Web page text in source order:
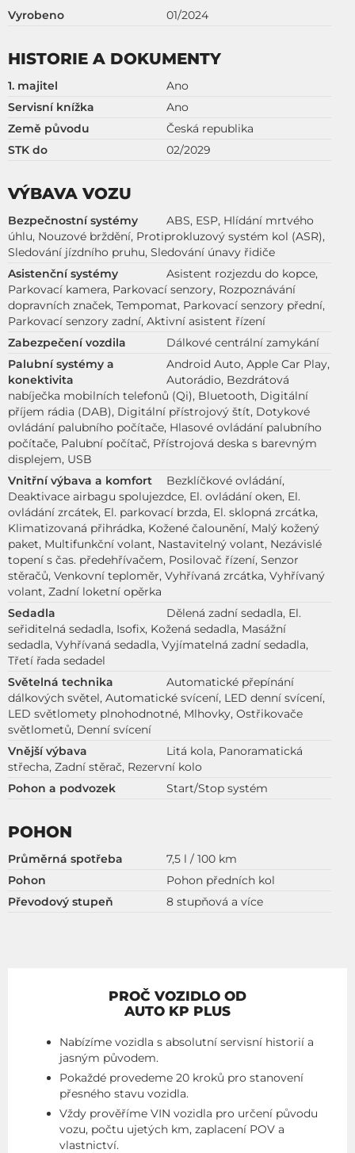
Vyrobeno 01/2024
HISTORIE A DOKUMENTY
1. majitel
Ano
Servisní knížka
Ano
Země původu
Česká republika
STK do
02/2029
VÝBAVA VOZU
Bezpečnostní systémy
ABS, ESP, Hlídání mrtvého
úhlu, Nouzové brždění, Protiprokluzový systém kol (ASR),
Sledování jízdního pruhu, Sledování únavy řidiče
Asistenční systémy
Asistent rozjezdu do kopce,
Parkovací kamera, Parkovací senzory, Rozpoznávání
dopravních značek, Tempomat, Parkovací senzory přední,
Parkovací senzory zadní, Aktivní asistent řízení
Zabezpečení vozdila
Dálkové centrální zamykání
Palubní systémy a
konektivita
Android Auto, Apple Car Play,
Autorádio, Bezdrátová
nabíječka mobilních telefonů (Qi), Bluetooth, Digitální
příjem rádia (DAB), Digitální přístrojový štít, Dotykové
ovládání palubního počítače, Hlasové ovládání palubního
počítače, Palubní počítač, Přístrojová deska s barevným
displejem, USB
Vnitřní výbava a komfort
Bezklíčkové ovládání,
Deaktivace airbagu spolujezdce, El. ovládání oken, El.
ovládání zrcátek, El. parkovací brzda, El. sklopná zrcátka,
Klimatizovaná přihrádka, Kožené čalounění, Malý kožený
paket, Multifunkční volant, Nastavitelný volant, Nezávislé
topení s čas. předehřívačem, Posilovač řízení, Senzor
stěračů, Venkovní teploměr, Vyhřívaná zrcátka, Vyhřívaný
volant, Zadní loketní opěrka
Sedadla
Dělená zadní sedadla, El.
seřiditelná sedadla, Isofix, Kožená sedadla, Masážní
sedadla, Vyhřívaná sedadla, Vyjímatelná zadní sedadla,
Třetí řada sedadel
Světelná technika
Automatické přepínání
dálkových světel, Automatické svícení, LED denní svícení,
LED světlomety plnohodnotné, Mlhovky, Ostřikovače
světlometů, Denní svícení
Vnější výbava
Litá kola, Panoramatická
střecha, Zadní stěrač, Rezervní kolo
Pohon a podvozek
Start/Stop systém
POHON
Průměrná spotřeba
7,5 l / 100 km
Pohon
Pohon předních kol
Převodový stupeň
8 stupňová a více
PROČ VOZIDLO OD
AUTO KP PLUS
Nabízíme vozidla s absolutní servisní historií a
jasným původem.
Pokaždé provedeme 20 kroků pro stanovení
přesného stavu vozidla.
Vždy prověříme VIN vozidla pro určení původu
vozu, počtu ujetých km, zaplacení POV a
vlastnictví.